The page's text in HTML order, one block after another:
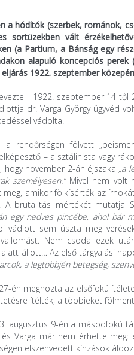
a hódítók (szerbek, románok,
vált
(a Partium, a Bánság egy
alapuló koncepciós perek
1922. szeptember
– 1922. szeptember 14-
dr. Varga György ügyvéd
vádolta.
rendőrségen fölvett
– a sztálinista vagy
hogy november 2-án éjszaka „a
személyesen.”Mivel nem volt
amikor fölkísérték az
brutalitás mértékét mutatja
egy nedves pincébe, ahol bár
vádlott sem úszta meg
Nem csoda ezek
állott… Az első tárgyalási
a legtöbbjén betegség,
én meghozta az elsőfokú
ítélték, a többieket
augusztus 9-én a másodfokú
Varga már nem érhette
elszenvedett kínzások